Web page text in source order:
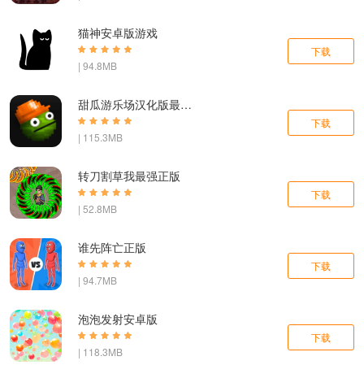
猫神安卓版游戏
| 94.8MB
下载
甜瓜游乐场汉化版最新版本
| 115.3MB
下载
转刀割草我最强正版
| 52.8MB
下载
谁先阵亡正版
| 94.7MB
下载
泡泡发射安卓版
| 118.3MB
下载